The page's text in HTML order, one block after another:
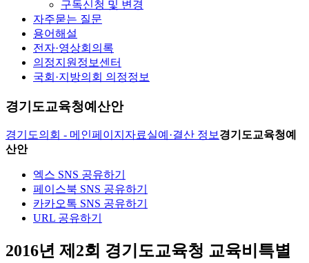
구독신청 및 변경
자주묻는 질문
용어해설
전자·영상회의록
의정지원정보센터
국회·지방의회 의정정보
경기도교육청예산안
경기도의회 - 메인페이지 자료실예·결산 정보 경기도교육청예
산안
엑스 SNS 공유하기
페이스북 SNS 공유하기
카카오톡 SNS 공유하기
URL 공유하기
2016년 제2회 경기도교육청 교육비특별